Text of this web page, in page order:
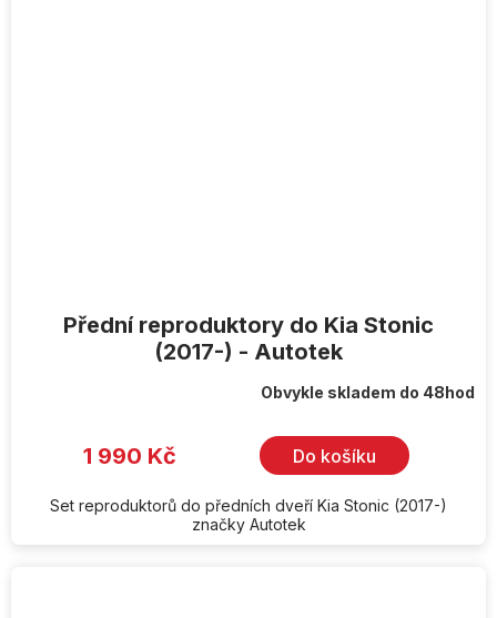
Přední reproduktory do Kia Stonic
(2017-) - Autotek
Obvykle skladem do 48hod
1 990 Kč Do košíku
Set reproduktorů do předních dveří Kia Stonic (2017-)
značky Autotek